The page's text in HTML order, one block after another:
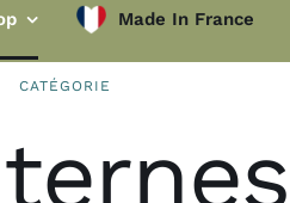
Vaisselle
Made In France
CATÉGORIE